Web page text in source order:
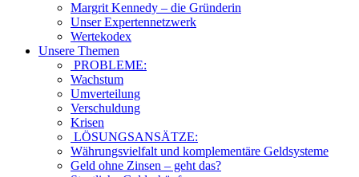
Margrit Kennedy – die Gründerin
Unser Expertennetzwerk
Wertekodex
Unsere Themen
PROBLEME:
Wachstum
Umverteilung
Verschuldung
Krisen
LÖSUNGSANSÄTZE:
Währungsvielfalt und komplementäre Geldsysteme
Geld ohne Zinsen – geht das?